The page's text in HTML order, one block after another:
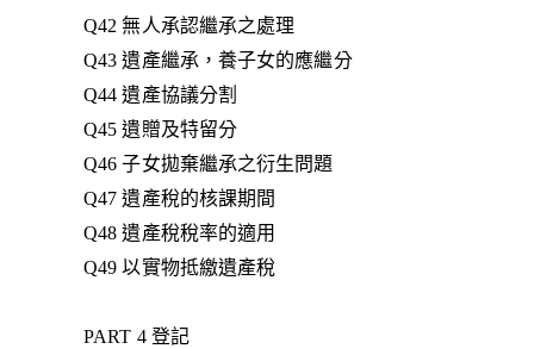
Q42 無人承認繼承之處理
Q43 遺產繼承，養子女的應繼分
Q44 遺產協議分割
Q45 遺贈及特留分
Q46 子女拋棄繼承之衍生問題
Q47 遺產稅的核課期間
Q48 遺產稅稅率的適用
Q49 以實物抵繳遺產稅
PART 4 登記